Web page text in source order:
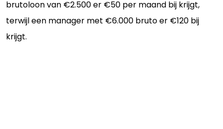
brutoloon van €2.500 er €50 per maand bij krijgt,
terwijl een manager met €6.000 bruto er €120 bij
krijgt.